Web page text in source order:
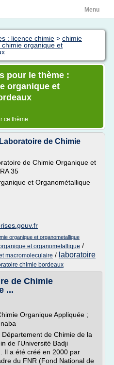
Menu
: licence chimie > chimie
organique et
pour le thème :
organique et
ce thème
de Chimie
de Chimie Organique et
35
et Organométallique
organique et organometallique
et organometallique /
macromoleculaire / laboratoire
chimie bordeaux
de Chimie
...
Organique Appliquée ;
de Chimie de la
de l'Université Badji
Il a été créé en 2000 par
du FNR (Fond National de